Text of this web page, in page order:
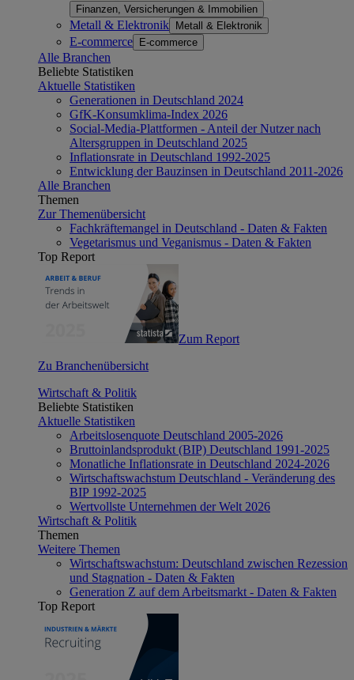
Finanzen, Versicherungen & Immobilien
Metall & Elektronik Metall & Elektronik
E-commerce E-commerce
Alle Branchen
Beliebte Statistiken
Aktuelle Statistiken
Generationen in Deutschland 2024
GfK-Konsumklima-Index 2026
Social-Media-Plattformen - Anteil der Nutzer nach
Altersgruppen in Deutschland 2025
Inflationsrate in Deutschland 1992-2025
Entwicklung der Bauzinsen in Deutschland 2011-2026
Alle Branchen
Themen
Zur Themenübersicht
Fachkräftemangel in Deutschland - Daten & Fakten
Vegetarismus und Veganismus - Daten & Fakten
Top Report
Zum Report
Zu Branchenübersicht
Wirtschaft & Politik
Beliebte Statistiken
Aktuelle Statistiken
Arbeitslosenquote Deutschland 2005-2026
Bruttoinlandsprodukt (BIP) Deutschland 1991-2025
Monatliche Inflationsrate in Deutschland 2024-2026
Wirtschaftswachstum Deutschland - Veränderung des
BIP 1992-2025
Wertvollste Unternehmen der Welt 2026
Wirtschaft & Politik
Themen
Weitere Themen
Wirtschaftswachstum: Deutschland zwischen Rezession
und Stagnation - Daten & Fakten
Generation Z auf dem Arbeitsmarkt - Daten & Fakten
Top Report